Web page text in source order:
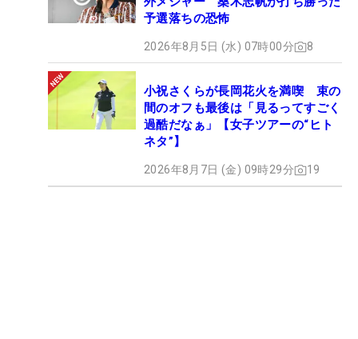
予選落ちの恐怖
2026年8月5日 (水) 07時00分 8
小祝さくらが長岡花火を満喫 束の
間のオフも最後は「見るってすごく
過酷だなぁ」【女子ツアーの“ヒト
ネタ”】
2026年8月7日 (金) 09時29分 19